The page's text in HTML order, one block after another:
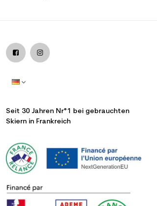
Seit 30 Jahren Nr°1 bei gebrauchten
Skiern in Frankreich